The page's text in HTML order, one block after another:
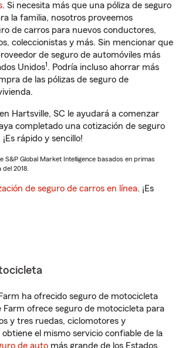
. Si necesita más que una póliza de seguro
la familia, nosotros proveemos
de carros para nuevos conductores,
coleccionistas y más. Sin mencionar que
de seguro de automóviles más
Unidos1. Podría incluso ahorrar más
de las pólizas de seguro de
Hartsville, SC le ayudará a comenzar
completado una cotización de seguro
rápido y sencillo!
S&P Global Market Intelligence basados en primas
2018.
de seguro de carros en línea. ¡Es
ha ofrecido seguro de motocicleta
Farm ofrece seguro de motocicleta para
y tres ruedas, ciclomotores y
el mismo servicio confiable de la
de auto más grande de los Estados